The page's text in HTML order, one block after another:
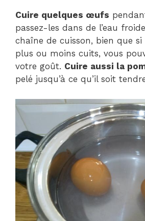
Cuire quelques œufs
passez-les dans de l’eau
chaîne de cuisson, bien que si
plus ou moins cuits, vous
votre goût. Cuire aussi la
pelé jusqu’à ce qu’il soit